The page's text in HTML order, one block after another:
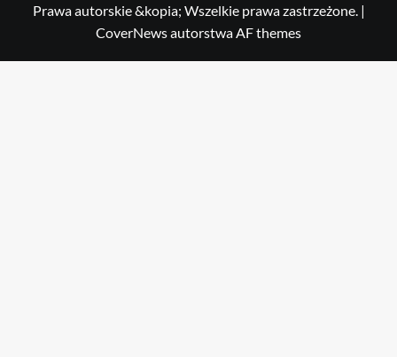
Prawa autorskie &kopia; Wszelkie prawa zastrzeżone. |
CoverNewsautorstwa AF themes